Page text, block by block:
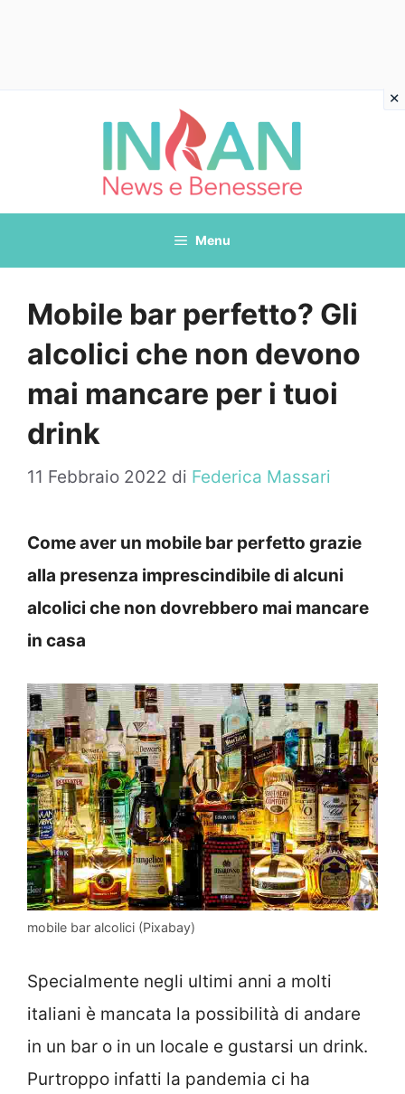
Menu
Mobile bar perfetto? Gli
alcolici che non devono
mai mancare per i tuoi
drink
11 Febbraio 2022 di Federica Massari
Come aver un mobile bar perfetto grazie
alla presenza imprescindibile di alcuni
alcolici che non dovrebbero mai mancare
in casa
mobile bar alcolici (Pixabay)
Specialmente negli ultimi anni a molti
italiani è mancata la possibilità di andare
in un bar o in un locale e gustarsi un drink.
Purtroppo infatti la pandemia ci ha